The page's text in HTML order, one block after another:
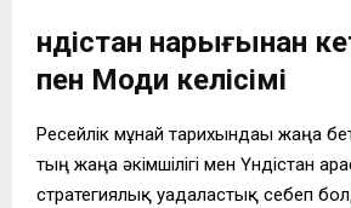
Үндістан нарығынан
пен Моди келісімі
Ресейлік мұнай тарихындағы жаңа
тың жаңа әкімшілігі мен Үндістан
стратегиялық уағдаластық себеп